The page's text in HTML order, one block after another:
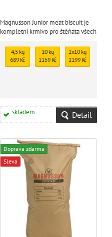
Magnusson Junior meat biscuit je
kompletní krmivo pro štěňata všech
4,5 kg
689 Kč
10 kg
1159 Kč
2x10 kg
2199 Kč
skladem Detail
Doprava zdarma
Sleva